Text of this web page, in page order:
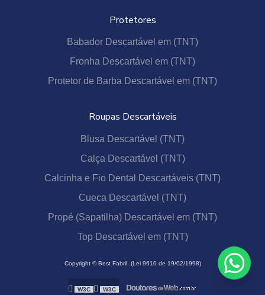
Protetores
Babador Descartável em (TNT)
Fronha Descartável em (TNT)
Protetor de Barba Descartável em (TNT)
Roupas Descartáveis
Blusa Descartável (TNT)
Calça Descartável (TNT)
Calcinha e Fio Dental Descartáveis (TNT)
Cueca Descartável (TNT)
Propé (Sapatilha) Descartável em (TNT)
Top Descartável em (TNT)
Copyright © Best Fabril. (Lei 9610 de 19/02/1998)
W3C W3C